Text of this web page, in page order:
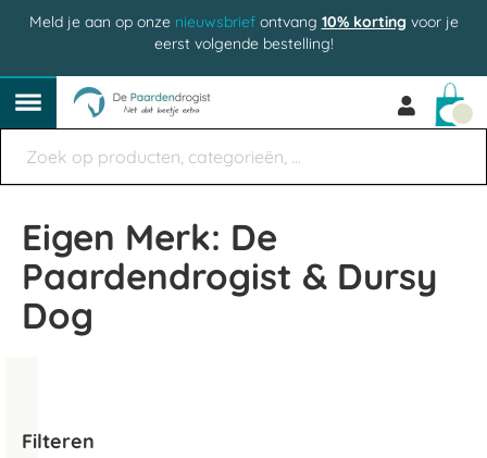
Meld je aan op onze nieuwsbriefontvang 10% korting voor je
eerst volgende bestelling!
Eigen Merk: De
Paardendrogist & Dursy
Dog
Filteren